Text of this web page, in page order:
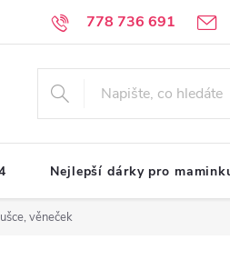
778 736 691
Nejlepší dárky pro
věneček